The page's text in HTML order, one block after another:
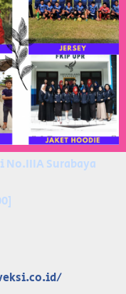
No.IIIA Surabaya